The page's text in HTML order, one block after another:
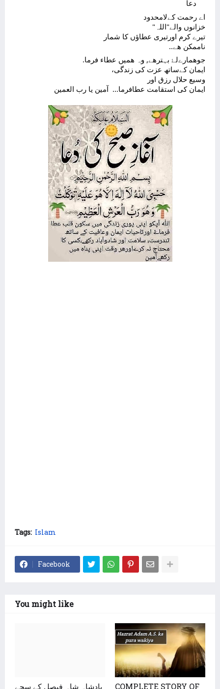
‏دعا
اے رحمت کےلامحدود
خزانوں والے"اللہ"
تیرے کرم اورتیری عطاؤں کا شمار
ناممکن ھے..
جوهمارےلۓ بہترهے, وہ همیں عطاء فرما.
ایمان کےساتھ عزت کی زندگی،
وسیع حلال رزق اور
ایمان کی استقامت عطافرما... آمین یا رب العمین
Tags: Islam
Facebook
You might like
بادشاہ شاہ فیصل کے سچے
COMPLETE STORY OF